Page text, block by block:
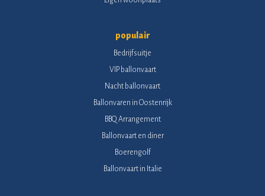
populair
Bedrijfsuitje
VIP ballonvaart
Nacht ballonvaart
Ballonvaren in Oostenrijk
BBQ Arrangement
Ballonvaart en diner
Boerengolf
Ballonvaart in Italie